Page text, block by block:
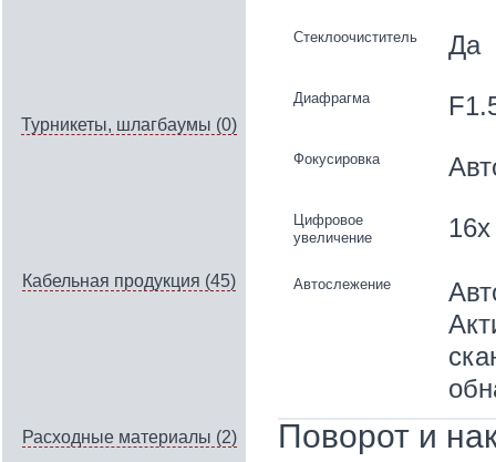
Турникеты, шлагбаумы (0)
Кабельная продукция (45)
Расходные материалы (2)
Стеклоочиститель Да
Диафрагма
Фокусировка
Цифровое
увеличение
16x
Автослежение
Поворот и